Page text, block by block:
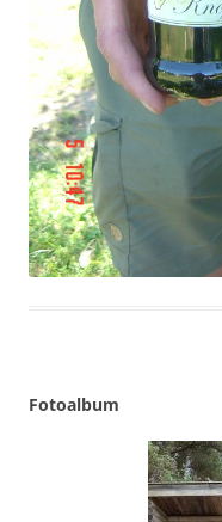
Fotoalbum